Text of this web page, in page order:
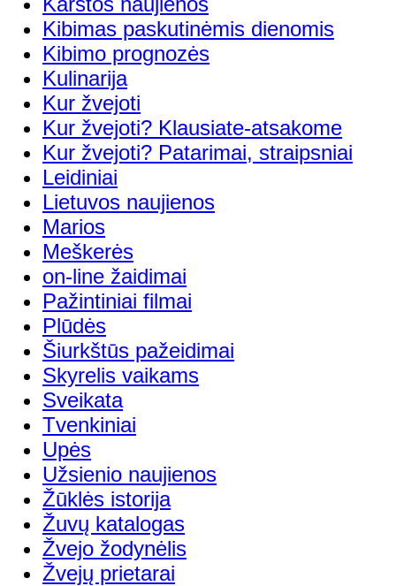
Kibimas paskutinėmis dienomis
Kibimo prognozės
Kulinarija
Kur žvejoti
Kur žvejoti? Klausiate-atsakome
Kur žvejoti? Patarimai, straipsniai
Leidiniai
Lietuvos naujienos
Marios
Meškerės
on-line žaidimai
Pažintiniai filmai
Plūdės
Šiurkštūs pažeidimai
Skyrelis vaikams
Sveikata
Tvenkiniai
Upės
Užsienio naujienos
Žūklės istorija
Žuvų katalogas
Žvejo žodynėlis
Žvejų prietarai